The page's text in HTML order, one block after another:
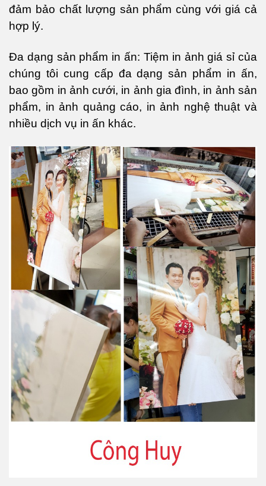
đảm bảo chất lượng sản phẩm cùng với giá cả
hợp lý.
Đa dạng sản phẩm in ấn: Tiệm in ảnh giá sỉ của
chúng tôi cung cấp đa dạng sản phẩm in ấn,
bao gồm in ảnh cưới, in ảnh gia đình, in ảnh sản
phẩm, in ảnh quảng cáo, in ảnh nghệ thuật và
nhiều dịch vụ in ấn khác.